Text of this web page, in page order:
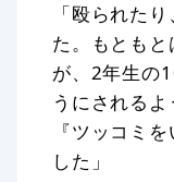
「殴られた
た。もとも
が、2年生の
うにされる
『ツッコミ
した」